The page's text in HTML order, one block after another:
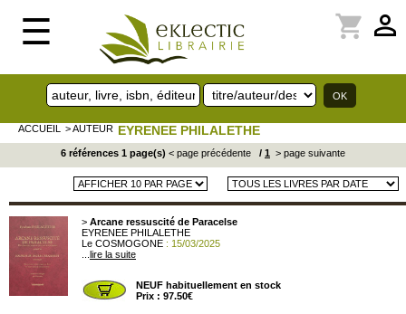
☰ perm_identity
shopping_cart
ACCUEIL > AUTEUR EYRENEE PHILALETHE
6 références 1 page(s) < page précédente / 1 > page suivante
> Arcane ressuscité de Paracelse
EYRENEE PHILALETHE
Le COSMOGONE : 15/03/2025
lire la suite
NEUF habituellement en stock
Prix : 97.50€